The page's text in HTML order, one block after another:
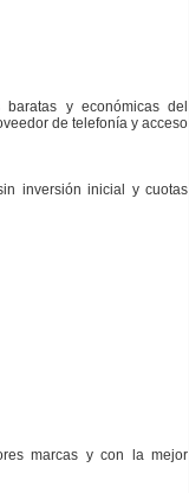
y económicas del
de telefonía y acceso
inversión inicial y cuotas
marcas y con la mejor